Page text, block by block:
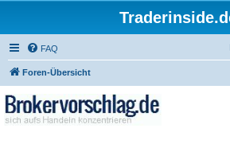
FAQ
Foren-Übersicht